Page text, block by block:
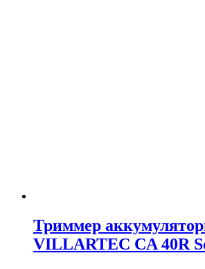
Триммер
VILLARTEC CA 40R